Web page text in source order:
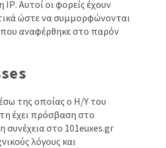
Αυτοί οι φορείς έχουν
ώστε να συμμορφώνονται
αναφέρθηκε στο παρόν
της οποίας ο Η/Υ του
έχει πρόσβαση στο
συνέχεια στο 101euxes.gr
λόγους και